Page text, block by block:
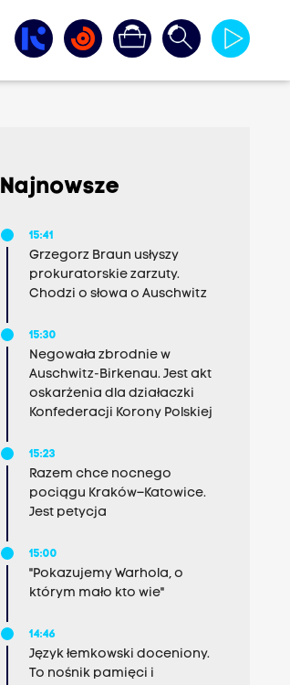
Najnowsze
15:41
Grzegorz Braun usłyszy
prokuratorskie zarzuty.
Chodzi o słowa o Auschwitz
15:30
Negowała zbrodnie w
Auschwitz-Birkenau. Jest akt
oskarżenia dla działaczki
Konfederacji Korony Polskiej
15:23
Razem chce nocnego
pociągu Kraków–Katowice.
Jest petycja
15:00
"Pokazujemy Warhola, o
którym mało kto wie"
14:46
Język łemkowski doceniony.
To nośnik pamięci i